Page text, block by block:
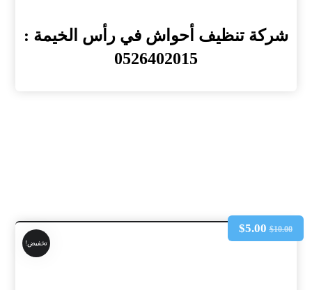
شركة تنظيف أحواش في رأس الخيمة :
0526402015
تخفيض!
$10.00
$5.00